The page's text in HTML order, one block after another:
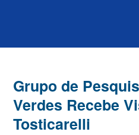
Grupo de
Verdes Recebe
Tosticarelli